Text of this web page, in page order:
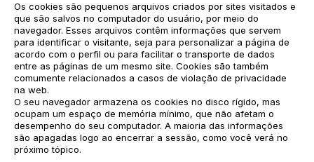
Os cookies são pequenos arquivos criados por sites visitados e
que são salvos no computador do usuário, por meio do
navegador. Esses arquivos contêm informações que servem
para identificar o visitante, seja para personalizar a página de
acordo com o perfil ou para facilitar o transporte de dados
entre as páginas de um mesmo site. Cookies são também
comumente relacionados a casos de violação de privacidade
na web.
O seu navegador armazena os cookies no disco rígido, mas
ocupam um espaço de memória mínimo, que não afetam o
desempenho do seu computador. A maioria das informações
são apagadas logo ao encerrar a sessão, como você verá no
próximo tópico.